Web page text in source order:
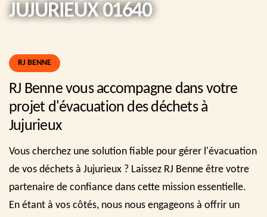
JUJURIEUX 01640
RJ BENNE
RJ Benne vous accompagne dans votre
projet d'évacuation des déchets à
Jujurieux
Vous cherchez une solution fiable pour gérer l'évacuation
de vos déchets à Jujurieux ? Laissez RJ Benne être votre
partenaire de confiance dans cette mission essentielle.
En étant à vos côtés, nous nous engageons à offrir un